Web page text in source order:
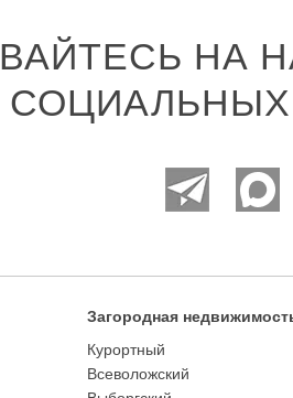
НА
Загородная
Курортный
Всеволожский